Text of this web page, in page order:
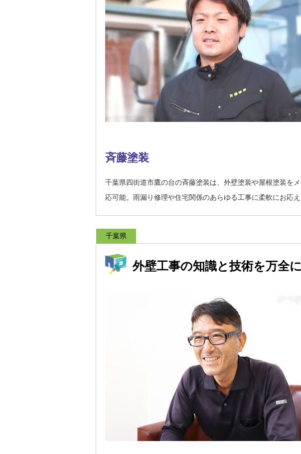
斉藤塗装
千葉県四街道市鷹の台の斉藤塗装は、外壁塗装や屋根塗装を
応可能。雨漏り修理や住宅関係のあらゆる工事に柔軟にお応え
千葉県
外壁工事の知識と技術を万全